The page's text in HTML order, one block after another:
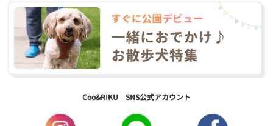
Coo&RIKU SNS公式アカウント